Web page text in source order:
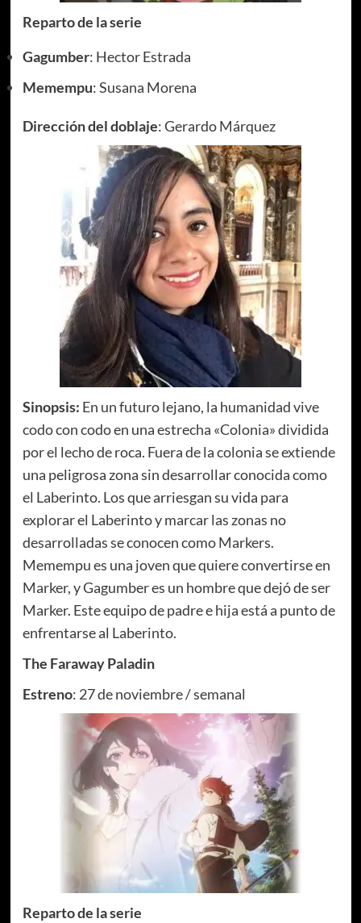
Reparto de la serie
Gagumber: Hector Estrada
Memempu: Susana Morena
Dirección del doblaje: Gerardo Márquez
Sinopsis: En un futuro lejano, la humanidad vive
codo con codo en una estrecha «Colonia» dividida
por el lecho de roca. Fuera de la colonia se extiende
una peligrosa zona sin desarrollar conocida como
el Laberinto. Los que arriesgan su vida para
explorar el Laberinto y marcar las zonas no
desarrolladas se conocen como Markers.
Memempu es una joven que quiere convertirse en
Marker, y Gagumber es un hombre que dejó de ser
Marker. Este equipo de padre e hija está a punto de
enfrentarse al Laberinto.
The Faraway Paladin
Estreno: 27 de noviembre / semanal
Reparto de la serie